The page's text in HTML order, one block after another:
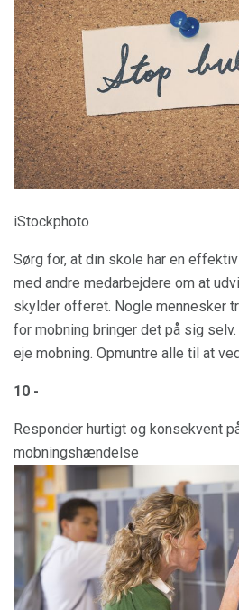
iStockphoto
Sørg for, at din skole har en
med andre medarbejdere om at
skylder offeret. Nogle mennesker
for mobning bringer det på sig
eje mobning. Opmuntre alle til at
10 -
Responder hurtigt og konsekvent
mobningshændelse